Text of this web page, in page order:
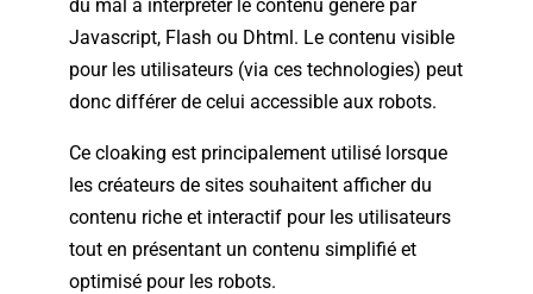
du mal à interpréter le contenu généré par
Javascript, Flash ou Dhtml. Le contenu visible
pour les utilisateurs (via ces technologies) peut
donc différer de celui accessible aux robots.
Ce cloaking est principalement utilisé lorsque
les créateurs de sites souhaitent afficher du
contenu riche et interactif pour les utilisateurs
tout en présentant un contenu simplifié et
optimisé pour les robots.